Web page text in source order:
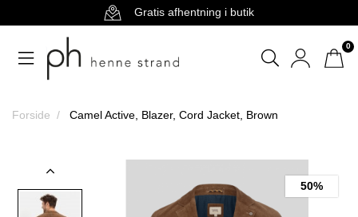
Gratis afhentning i butik
0
Forside Camel Active, Blazer, Cord Jacket, Brown
50%